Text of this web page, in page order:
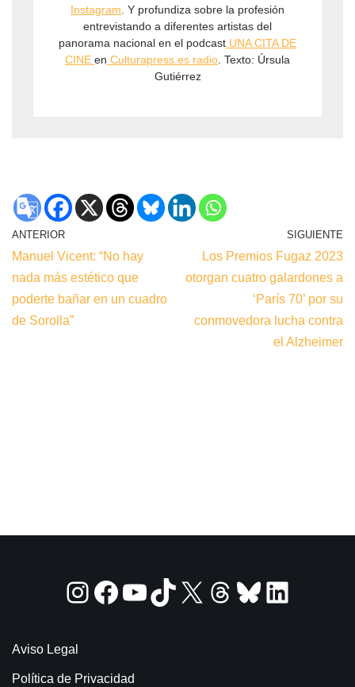
Instagram⁠ . Y profundiza sobre la profesión
entrevistando a diferentes artistas del
panorama nacional en el podcast ⁠UNA CITA DE
CINE ⁠ en ⁠Culturapress.es radio⁠ . Texto: Úrsula
Gutiérrez
ANTERIOR
Manuel Vicent: “No hay
nada más estético que
poderte bañar en un cuadro
de Sorolla”
SIGUIENTE
Los Premios Fugaz 2023
otorgan cuatro galardones a
‘París 70’ por su
conmovedora lucha contra
el Alzheimer
Aviso Legal
Política de Privacidad